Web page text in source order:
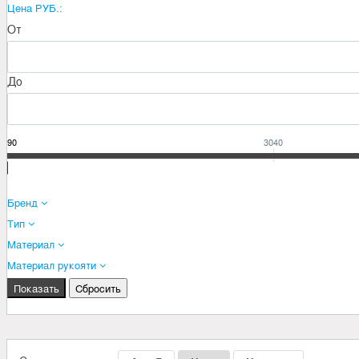
Цена РУБ.:
От
До
3040
Бренд
Тип
Материал
Материал рукояти